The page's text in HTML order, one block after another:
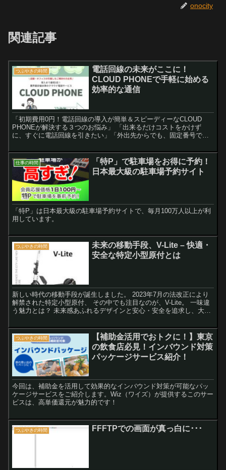
onocity
関連記事
つぶやきの時間
電話回線の未来がここに！
CLOUD PHONEで手軽に始める
効率的な通信
「初期費用0円！電話回線の導入が簡単＆スピーディーなCLOUD
PHONEが解決する３つのお悩み」 「出来るだけコストをかけず
に、すぐに電話回線を引きたい」「外出先からでも、固定番号で受
仕事の時間
「特P」で駐車場をお得に予約！
日本最大級の駐車場予約サイト
「特P」は日本最大級の駐車場予約サイトで、毎月100万人以上が利
用しています。
つぶやきの時間
未来の移動手段、V-Lite – 快適・
安全な特定小型原付とは
新しい時代の移動手段が誕生しました。 2023年7月の法改正により
解禁された特定小型原付、 その中でも注目なのが、V-Lite。 一味違
う魅力とは？ 未来感あふれるデザインと安心・安全を追求し、大都
つぶやきの時間
【補助金活用でおトクに！】東京
の飲食店必見！インバウンド対策
パッケージサービス紹介！
今回は、補助金を活用して効果的なインバウンド対策が可能なパッ
ケージサービスをご紹介します。Wiz（ワイズ）が提供するこのサー
ビスは、高単価還元が魅力的です！
つぶやきの時間 FFFTPでの画面が真っ白に･･･